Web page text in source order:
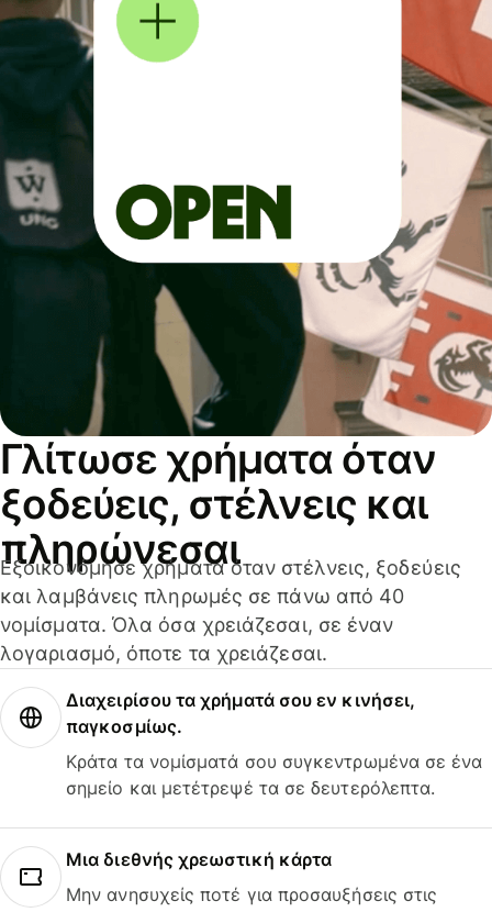
Γλίτωσε χρήματα όταν
ξοδεύεις, στέλνεις και
πληρώνεσαι
Εξοικονόμησε χρήματα όταν στέλνεις, ξοδεύεις
και λαμβάνεις πληρωμές σε πάνω από 40
νομίσματα. Όλα όσα χρειάζεσαι, σε έναν
λογαριασμό, όποτε τα χρειάζεσαι.
Διαχειρίσου τα χρήματά σου εν κινήσει,
παγκοσμίως.
Κράτα τα νομίσματά σου συγκεντρωμένα σε ένα
σημείο και μετέτρεψέ τα σε δευτερόλεπτα.
Μια διεθνής χρεωστική κάρτα
Μην ανησυχείς ποτέ για προσαυξήσεις στις